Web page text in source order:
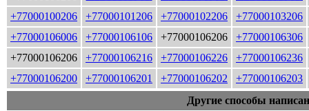
+77000100206
+77000101206 +77000102206
+77000103206
+77000106006
+77000106106 +77000106206
+77000106306
+77000106206
+77000106216 +77000106226
+77000106236
+77000106200
+77000106201 +77000106202
+77000106203
Другие способы